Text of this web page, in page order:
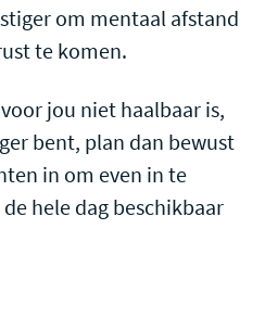
om mentaal afstand
te komen.
jou niet haalbaar is,
bent, plan dan bewust
in om even in te
hele dag beschikbaar